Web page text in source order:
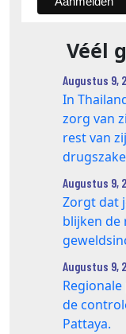
Véél
Augustus 9,
In
zorg van
rest van
Augustus 9,
Zorgt dat
blijken de
Augustus 9,
de
Pattaya.